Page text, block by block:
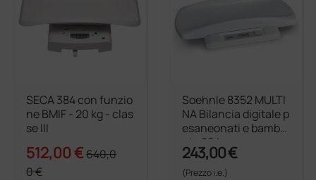
SECA 384 con funzio
ne BMIF - 20 kg - clas
se III
512,00 €640,0
0 €
Soehnle 8352 MULTI
NA Bilancia digitale p
esaneonati e bambi
ni - 20 kg
243,00 €
(Prezzo i.e.)